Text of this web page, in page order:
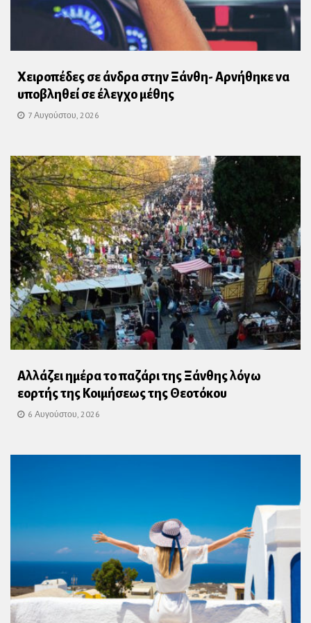
Χειροπέδες σε άνδρα στην Ξάνθη- Αρνήθηκε να
υποβληθεί σε έλεγχο μέθης
7 Αυγούστου, 2026
Αλλάζει ημέρα το παζάρι της Ξάνθης λόγω
εορτής της Κοιμήσεως της Θεοτόκου
6 Αυγούστου, 2026